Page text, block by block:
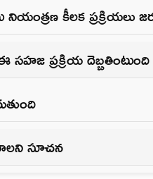
నియంత్రణ కీలక ప్రక్రియలు
సహజ ప్రక్రియ దెబ్బతింటుంది
సూచన